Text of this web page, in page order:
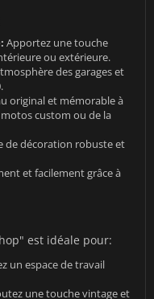
Apportez une touche
ou extérieure.
des garages et
original et mémorable à
custom ou de la
de décoration robuste et
et facilement grâce à
est idéale pour:
un espace de travail
une touche vintage et